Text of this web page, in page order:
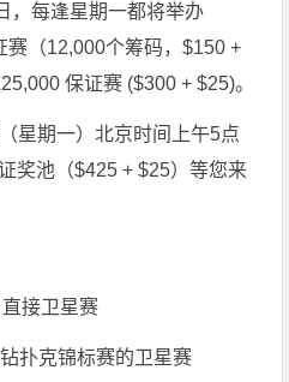
，每逢星期一都将举办
赛（12,000个筹码，$150 +
保证赛 ($300 + $25)。
星期一）北京时间上午5点
奖池（$425 + $25）等您来
直接卫星赛
扑克锦标赛的卫星赛